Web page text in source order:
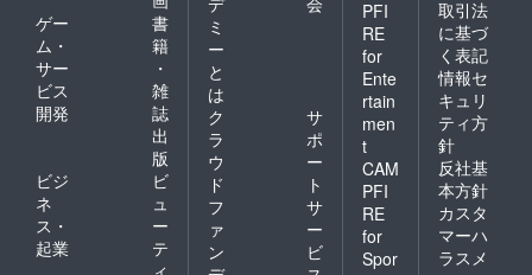
ゲー
ム・
サー
ビス
開発
書
籍
・
雑
誌
出
版
ビジ
ネ
ス・
起業
ビ
ュ
ー
テ
ミ
ー
と
は
ク
ラ
ウ
ド
フ
ァ
ン
サ
ポ
ー
ト
サ
ー
ビ
PFI
RE
for
Ente
rtain
men
t
CAM
PFI
RE
for
Spor
取引法
に基づ
く表記
情報セ
キュリ
ティ方
針
反社基
本方針
カスタ
マーハ
ラスメ